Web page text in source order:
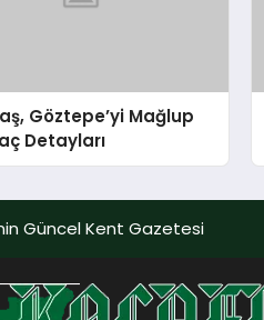
Göztepe’yi Mağlup
Detayları
Güncel Kent Gazetesi